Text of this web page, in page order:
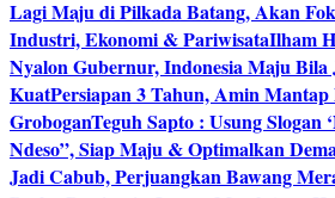
Lagi Maju di Pilkada Batang, Akan
Industri, Ekonomi & PariwisataIlham
Nyalon Gubernur, Indonesia Maju Bila
KuatPersiapan 3 Tahun, Amin
GroboganTeguh Sapto : Usung Slogan
Ndeso”, Siap Maju & Optimalkan
Jadi Cabub, Perjuangkan Bawang